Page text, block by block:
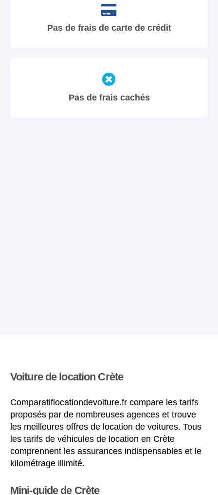
Pas de frais de carte de crédit
Pas de frais cachés
Voiture de location Crète
Comparatiflocationdevoiture.fr compare les tarifs
proposés par de nombreuses agences et trouve
les meilleures offres de location de voitures. Tous
les tarifs de véhicules de location en Crète
comprennent les assurances indispensables et le
kilométrage illimité.
Mini-guide de Crète